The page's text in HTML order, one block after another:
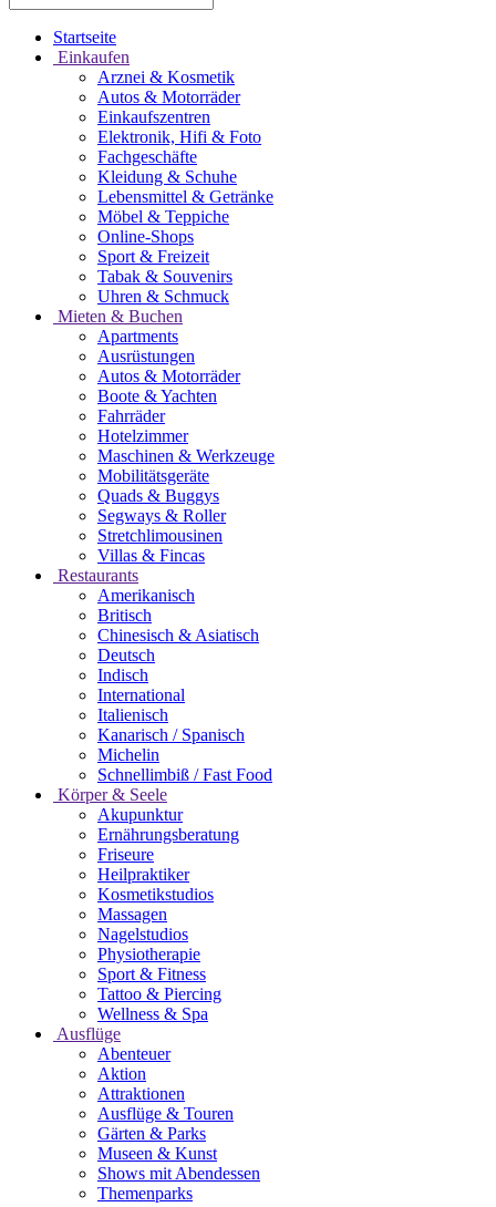
Startseite
Einkaufen
Arznei & Kosmetik
Autos & Motorräder
Einkaufszentren
Elektronik, Hifi & Foto
Fachgeschäfte
Kleidung & Schuhe
Lebensmittel & Getränke
Möbel & Teppiche
Online-Shops
Sport & Freizeit
Tabak & Souvenirs
Uhren & Schmuck
Mieten & Buchen
Apartments
Ausrüstungen
Autos & Motorräder
Boote & Yachten
Fahrräder
Hotelzimmer
Maschinen & Werkzeuge
Mobilitätsgeräte
Quads & Buggys
Segways & Roller
Stretchlimousinen
Villas & Fincas
Restaurants
Amerikanisch
Britisch
Chinesisch & Asiatisch
Deutsch
Indisch
International
Italienisch
Kanarisch / Spanisch
Michelin
Schnellimbiß / Fast Food
Körper & Seele
Akupunktur
Ernährungsberatung
Friseure
Heilpraktiker
Kosmetikstudios
Massagen
Nagelstudios
Physiotherapie
Sport & Fitness
Tattoo & Piercing
Wellness & Spa
Ausflüge
Abenteuer
Aktion
Attraktionen
Ausflüge & Touren
Gärten & Parks
Museen & Kunst
Shows mit Abendessen
Themenparks